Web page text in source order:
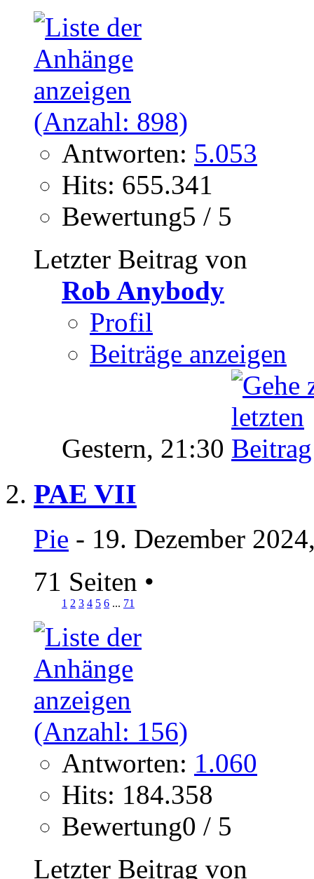
Antworten: 5.053
Hits: 655.341
Bewertung5 / 5
Letzter Beitrag von
Rob Anybody
Profil
Beiträge anzeigen
Gestern, 21:30
PAE VII
Pie - 19. Dezember
71 Seiten •
1 2 3 4 5 6 ... 71
Antworten: 1.060
Hits: 184.358
Bewertung0 / 5
Letzter Beitrag von